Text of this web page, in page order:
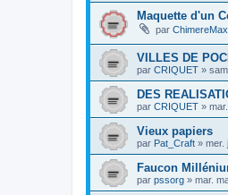
Maquette d'un
par ChimereMax
VILLES DE
par CRIQUET »
DES
par CRIQUET »
Vieux papiers
par Pat_Craft » mer.
Faucon
par pssorg » mar.